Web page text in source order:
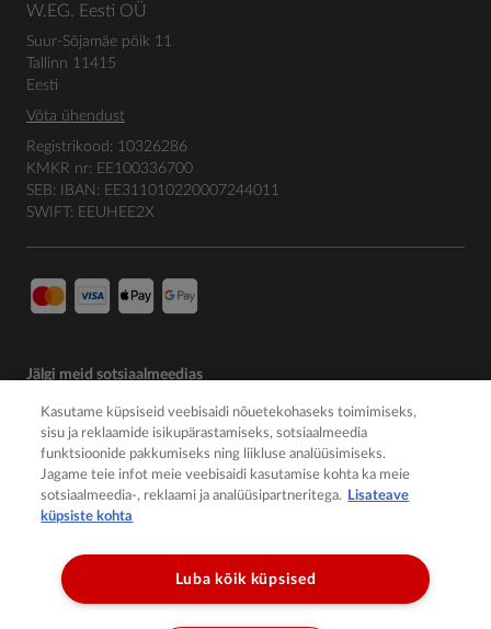
W.EG. Eesti OÜ
Suur-Sõjamäe põik 11
Tallinn 11415
Eesti
Võta ühendust
Registrikood: 10326286
KMKR nr: EE100336700
SEB: IBAN: EE311010220007244011
SWIFT: EEUHEE2X
Jälgi meid sotsiaalmeedias
Kasutame küpsiseid veebisaidi nõuetekohaseks toimimiseks,
sisu ja reklaamide isikupärastamiseks, sotsiaalmeedia
funktsioonide pakkumiseks ning liikluse analüüsimiseks.
Jagame teie infot meie veebisaidi kasutamise kohta ka meie
sotsiaalmeedia-, reklaami ja analüüsipartneritega. Lisateave
küpsiste kohta
Luba kõik küpsised